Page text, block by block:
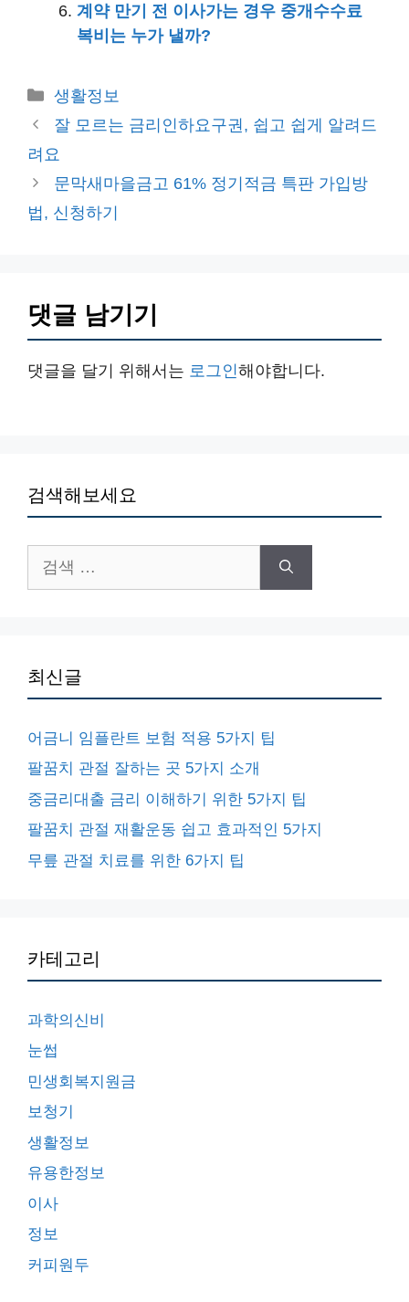
계약 만기 전 이사가는 경우 중개수수료
복비는 누가 낼까?
카
테
리
생활정보
잘 모르는 금리인하요구권, 쉽고 쉽게 알려드
려요
문막새마을금고 61% 정기적금 특판 가입방
법, 신청하기
댓글 남기기
댓글을 달기 위해서는 로그인해야합니다.
검색해보세요
색:
최신글
어금니 임플란트 보험 적용 5가지 팁
팔꿈치 관절 잘하는 곳 5가지 소개
중금리대출 금리 이해하기 위한 5가지 팁
팔꿈치 관절 재활운동 쉽고 효과적인 5가지
무릎 관절 치료를 위한 6가지 팁
카테고리
과학의신비
눈썹
민생회복지원금
보청기
생활정보
유용한정보
이사
정보
커피원두